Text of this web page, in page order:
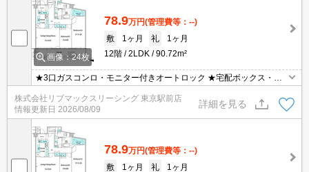
画像：24枚
78.9万円(管理費等：--)
敷
1ヶ月 礼
1ヶ月
12階
2LDK 90.72m²
★3口ガスコンロ・モニター付きオートロック ★宅配ボックス・浴
室乾燥機・温水洗浄便座 ★初期費用クレジットカード決済可能で
す！お気軽にお問合せ下さい。
株式会社リブマックスリーシング 東京駅前店
情報更新日 2026/08/09
詳細を見る
78.9万円(管理費等：--)
敷
1ヶ月 礼
1ヶ月